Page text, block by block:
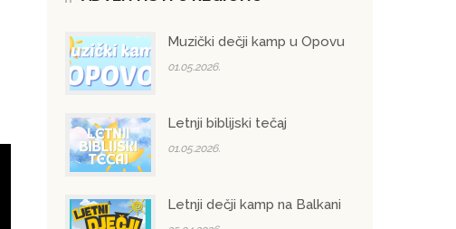
Muzički dečji kamp u Opovu
01.05.2026.
Letnji biblijski tečaj
01.05.2026.
Letnji dečji kamp na Balkani